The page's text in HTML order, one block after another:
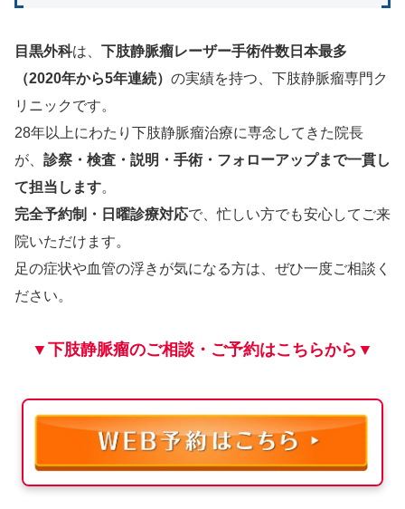
目黒外科は、 下肢静脈瘤レーザー手術件数日本最多
（2020年から5年連続） の実績を持つ、下肢静脈瘤専門ク
リニックです。
28年以上にわたり下肢静脈瘤治療に専念してきた院長
が、 診察・検査・説明・手術・フォローアップまで一貫し
て担当します。
完全予約制・日曜診療対応で、忙しい方でも安心してご来
院いただけます。
足の症状や血管の浮きが気になる方は、ぜひ一度ご相談く
ださい。
▼下肢静脈瘤のご相談・ご予約はこちらから▼